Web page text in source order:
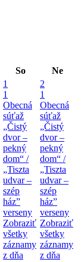
So
Ne
1
1
Obecná
súťaž
„Čistý
dvor –
pekný
dom“ /
„Tiszta
udvar –
szép
ház”
verseny
Zobraziť
všetky
záznamy
z dňa
2
1
Obecná
súťaž
„Čistý
dvor –
pekný
dom“ /
„Tiszta
udvar –
szép
ház”
verseny
Zobraziť
všetky
záznamy
z dňa